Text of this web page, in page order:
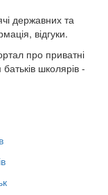
державних та
відгуки.
про приватні
школярів -